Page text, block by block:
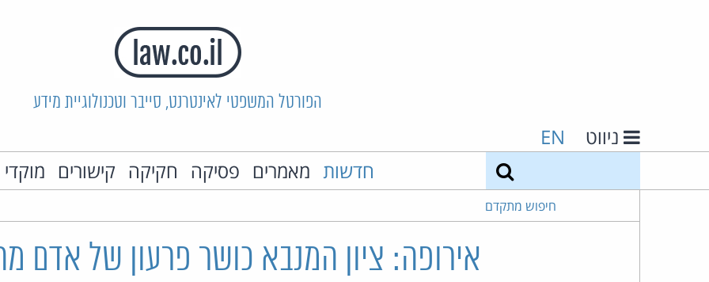
הפורטל המשפטי לאינטרנט, סייבר וטכנולוגיית מידע
ניווט EN
חדשות מאמרים פסיקה חקיקה קישורים
חיפוש מתקדם
אירופה: ציון המנבא כושר פרעון של אדם